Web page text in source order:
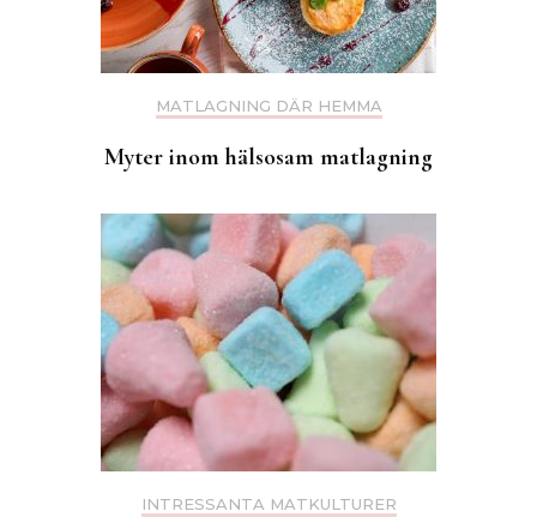
MATLAGNING DÄR HEMMA
Myter inom hälsosam matlagning
INTRESSANTA MATKULTURER